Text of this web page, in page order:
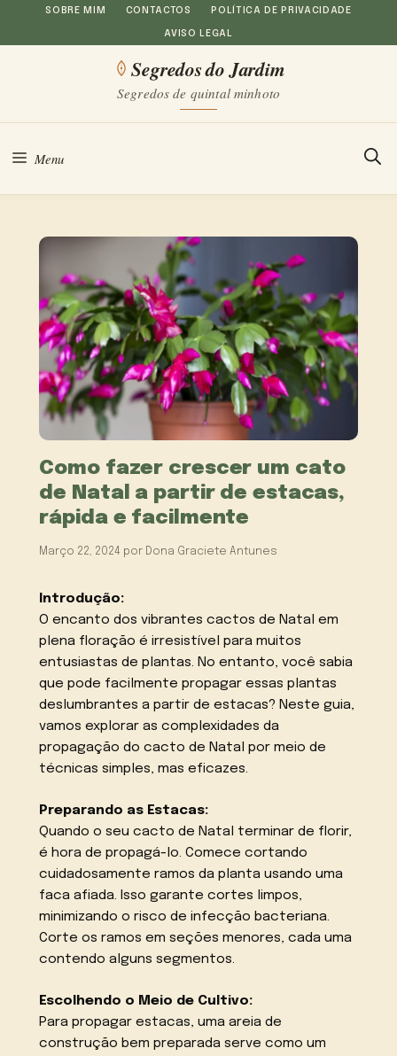
Saltar
para
SOBRE MIM CONTACTOS POLÍTICA DE PRIVACIDADE
AVISO LEGAL
Segredos do Jardim
Segredos de quintal minhoto
Menu
Como fazer crescer um cato
de Natal a partir de estacas,
rápida e facilmente
Março 22, 2024 por Dona Graciete Antunes
Introdução:
O encanto dos vibrantes cactos de Natal em
plena floração é irresistível para muitos
entusiastas de plantas. No entanto, você sabia
que pode facilmente propagar essas plantas
deslumbrantes a partir de estacas? Neste guia,
vamos explorar as complexidades da
propagação do cacto de Natal por meio de
técnicas simples, mas eficazes.
Preparando as Estacas:
Quando o seu cacto de Natal terminar de florir,
é hora de propagá-lo. Comece cortando
cuidadosamente ramos da planta usando uma
faca afiada. Isso garante cortes limpos,
minimizando o risco de infecção bacteriana.
Corte os ramos em seções menores, cada uma
contendo alguns segmentos.
Escolhendo o Meio de Cultivo:
Para propagar estacas, uma areia de
construção bem preparada serve como um